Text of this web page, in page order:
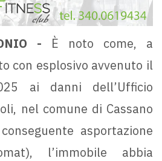
- È noto come, a
con esplosivo avvenuto il
ai danni dell’Ufficio
nel comune di Cassano
asportazione
l’immobile abbia